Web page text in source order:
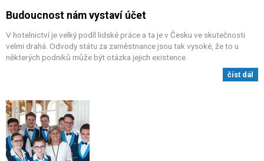
Budoucnost nám vystaví účet
V hotelnictví je velký podíl lidské práce a ta je v Česku ve skutečnosti
velmi drahá. Odvody státu za zaměstnance jsou tak vysoké, že to u
některých podniků může být otázka jejich existence.
číst dál